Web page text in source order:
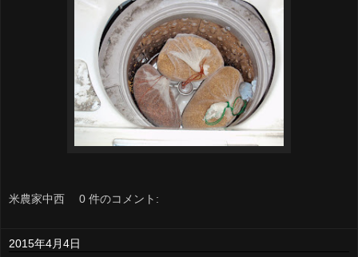
米農家中西 0 件のコメント:
2015年4月4日